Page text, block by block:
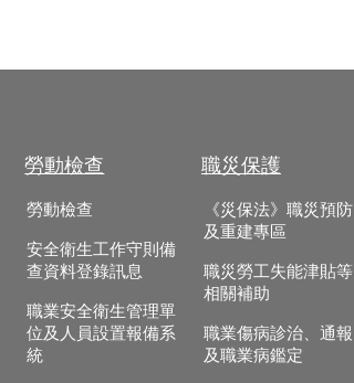
勞動檢查
勞動檢查
安全衛生工作守則備
查資料登錄訊息
職業安全衛生管理單
位及人員設置報備系
統
職災保護
《災保法》職災預防
及重建專區
職災勞工失能津貼等
相關補助
職業傷病診治、通報
及職業病鑑定